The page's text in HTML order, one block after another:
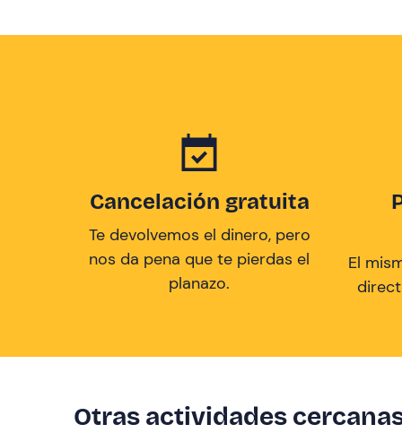
Cancelación gratuita
Te devolvemos el dinero, pero
nos da pena que te pierdas el
planazo.
El
Otras actividades